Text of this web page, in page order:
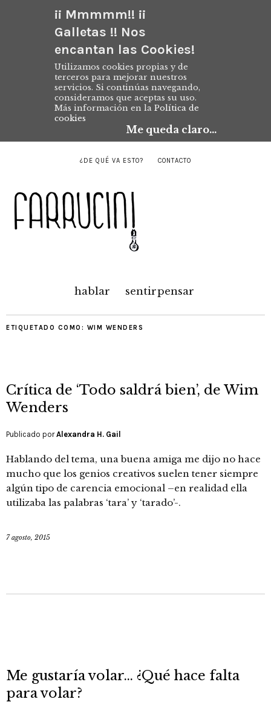
¡¡ Mmmmm!! ¡¡
Galletas !! Nos
encantan las Cookies!
Utilizamos cookies propias y de
terceros para mejorar nuestros
servicios. Si continúas navegando,
consideramos que aceptas su uso.
Más información en la Política de
cookies
Me queda claro...
¿DE QUÉ VA ESTO? CONTACTO
hablar sentirpensar
ETIQUETADO COMO: WIM WENDERS
Crítica de ‘Todo saldrá bien’, de Wim
Wenders
Publicado porAlexandra H. Gail
Hablando del tema, una buena amiga me dijo no hace
mucho que los genios creativos suelen tener siempre
algún tipo de carencia emocional –en realidad ella
utilizaba las palabras ‘tara’ y ‘tarado’-.
7 agosto, 2015
Me gustaría volar… ¿Qué hace falta
para volar?